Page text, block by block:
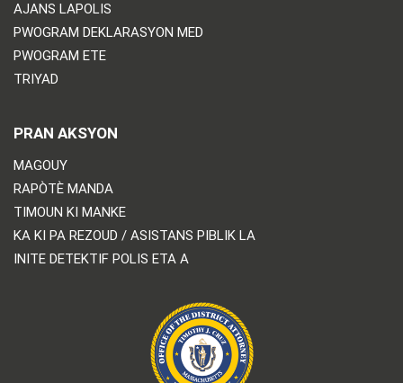
AJANS LAPOLIS
PWOGRAM DEKLARASYON MED
PWOGRAM ETE
TRIYAD
PRAN AKSYON
MAGOUY
RAPÒTÈ MANDA
TIMOUN KI MANKE
KA KI PA REZOUD / ASISTANS PIBLIK LA
INITE DETEKTIF POLIS ETA A